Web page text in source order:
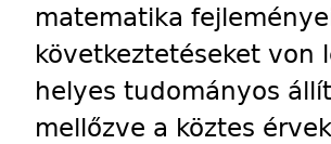
matematika
következtetéseket von
helyes tudományos
mellőzve a köztes